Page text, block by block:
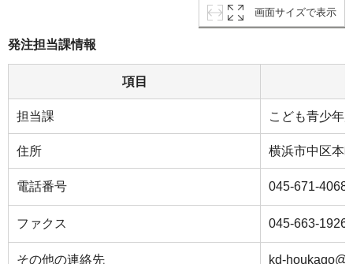
画面サイズで表示
発注担当課情報
項目
担当課 こども青少年
住所 横浜市中区本
電話番号 045-671-4068
ファクス 045-663-1926
その他の連絡先 kd-